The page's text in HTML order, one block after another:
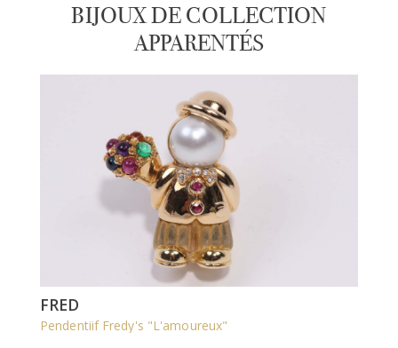
BIJOUX DE COLLECTION
APPARENTÉS
FRED
Pendentiif Fredy's "L'amoureux"